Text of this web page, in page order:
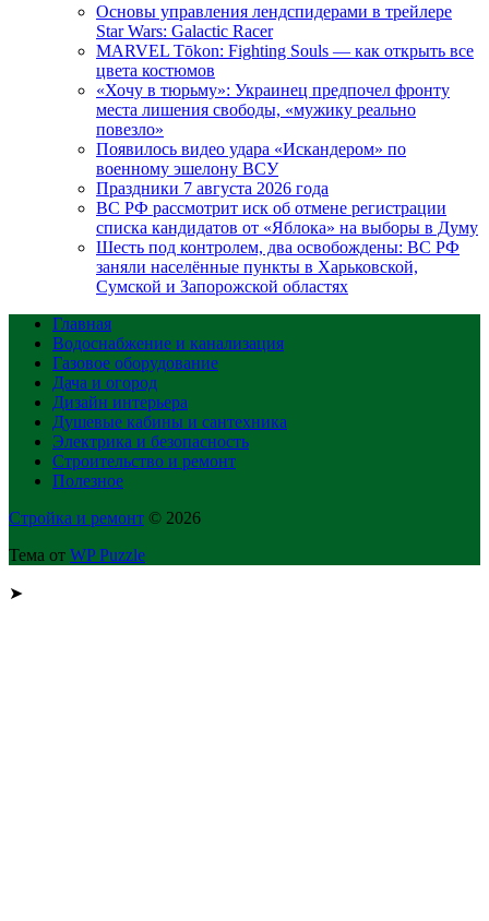
Основы управления лендспидерами в трейлере
Star Wars: Galactic Racer
MARVEL Tōkon: Fighting Souls — как открыть все
цвета костюмов
«Хочу в тюрьму»: Украинец предпочел фронту
места лишения свободы, «мужику реально
повезло»
Появилось видео удара «Искандером» по
военному эшелону ВСУ
Праздники 7 августа 2026 года
ВС РФ рассмотрит иск об отмене регистрации
списка кандидатов от «Яблока» на выборы в Думу
Шесть под контролем, два освобождены: ВС РФ
заняли населённые пункты в Харьковской,
Сумской и Запорожской областях
Главная
Водоснабжение и канализация
Газовое оборудование
Дача и огород
Дизайн интерьера
Душевые кабины и сантехника
Электрика и безопасность
Строительство и ремонт
Полезное
Стройка и ремонт © 2026
Тема от WP Puzzle
➤